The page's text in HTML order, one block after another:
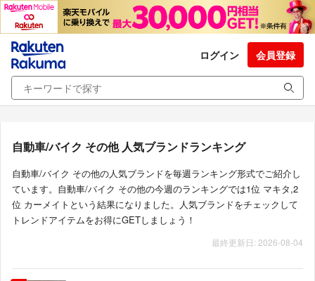
ログイン 会員登録
自動車/バイク その他 人気ブランドランキング
自動車/バイク その他の人気ブランドを毎週ランキング形式でご紹介し
ています。自動車/バイク その他の今週のランキングでは1位 マキタ,2
位 カーメイトという結果になりました。人気ブランドをチェックして
トレンドアイテムをお得にGETしましょう！
最終更新日: 2026-08-04